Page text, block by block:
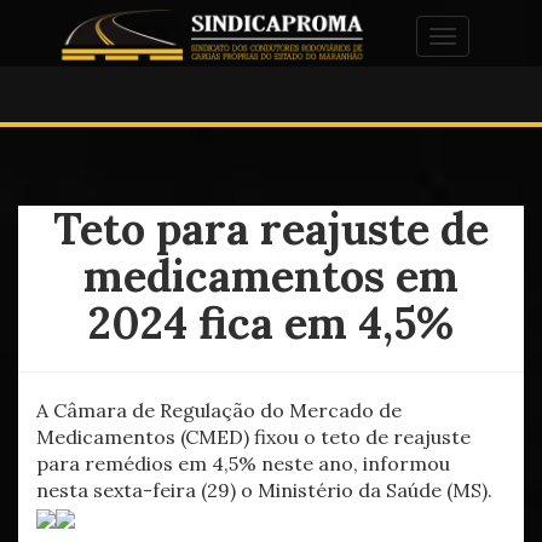
Alternar
Teto para reajuste de
medicamentos em
2024 fica em 4,5%
A Câmara de Regulação do Mercado de
Medicamentos (CMED) fixou o teto de reajuste
para remédios em 4,5% neste ano, informou
nesta sexta-feira (29) o Ministério da Saúde (MS).